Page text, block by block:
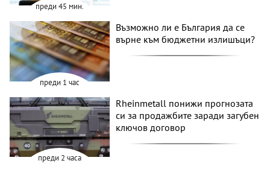
преди 45 мин.
преди 1 час
Възможно ли е България да се
върне към бюджетни излишъци?
преди 2 часа
Rheinmetall понижи прогнозата
си за продажбите заради загубен
ключов договор